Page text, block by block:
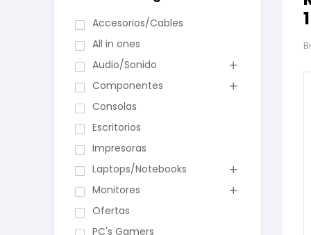
Accesorios/Cables
All in ones
Audio/Sonido
Componentes
Consolas
Escritorios
Impresoras
Laptops/Notebooks
Monitores
Ofertas
PC's Gamers